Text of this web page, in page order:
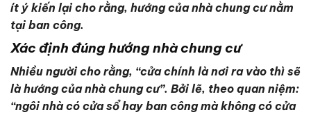
ít ý kiến lại cho rằng, hướng của nhà chung cư nằm
tại ban công.
Xác định đúng hướng nhà chung cư
Nhiều người cho rằng, “cửa chính là nơi ra vào thì sẽ
là hướng của nhà chung cư”. Bởi lẽ, theo quan niệm:
“ngôi nhà có cửa sổ hay ban công mà không có cửa